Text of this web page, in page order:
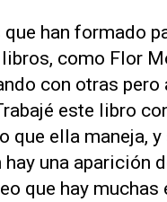
han formado
como Flor
con otras pero
este libro
que ella maneja,
hay una aparición
que hay